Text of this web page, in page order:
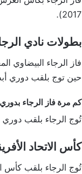
2017).
بطولات نادي
حين توج بلقب دوري
كم مرة فاز الرجاء
تُوج الرجاء بلقب دوري أبطال أفريقيا 3
كأس الاتحاد
تُوج الرجاء بلقب كأس الاتحاد الأفريقي 3